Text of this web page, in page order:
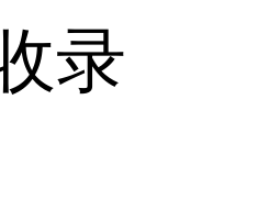
录